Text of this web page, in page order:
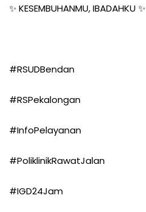
✨ KESEMBUHANMU, IBADAHKU ✨
#RSUDBendan
#RSPekalongan
#InfoPelayanan
#PoliklinikRawatJalan
#IGD24Jam